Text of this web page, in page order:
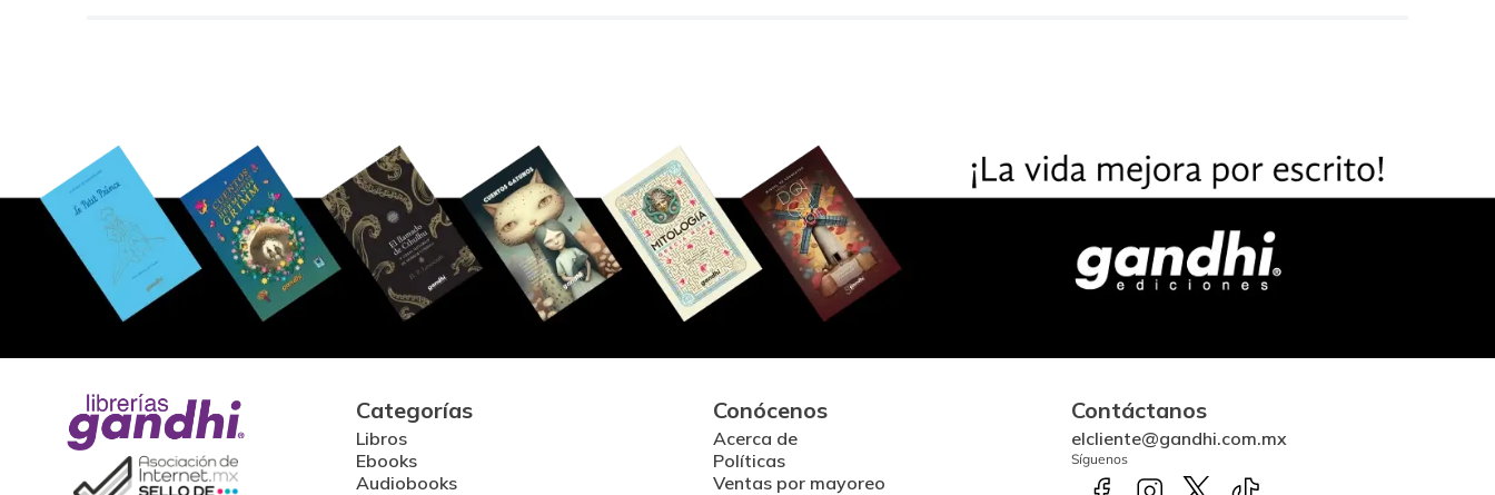
Categorías
Libros
Ebooks
Audiobooks
Conócenos
Acerca de
Políticas
Ventas por mayoreo
Contáctanos
elcliente@gandhi.com.mx
Síguenos